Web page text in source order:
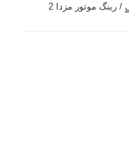
/ رینگ موتور مزدا 2